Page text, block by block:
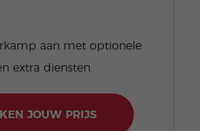
aan met optionele
extra diensten.
JOUW PRIJS